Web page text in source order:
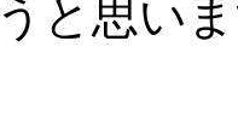
と思い